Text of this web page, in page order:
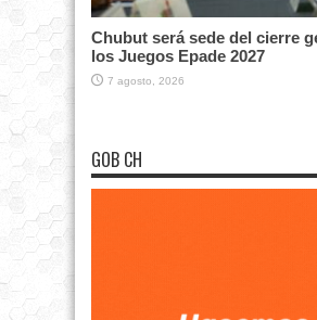
Chubut será sede del cierre
los Juegos Epade 2027
7 agosto, 2026
GOB CH